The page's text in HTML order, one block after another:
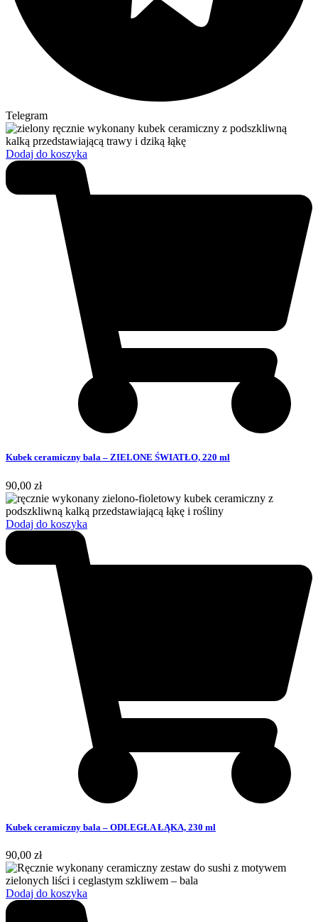
Telegram
Dodaj do koszyka
Kubek ceramiczny bala – ZIELONE ŚWIATŁO, 220 ml
90,00 zł
Dodaj do koszyka
Kubek ceramiczny bala – ODLEGŁA ŁĄKA, 230 ml
90,00 zł
Dodaj do koszyka